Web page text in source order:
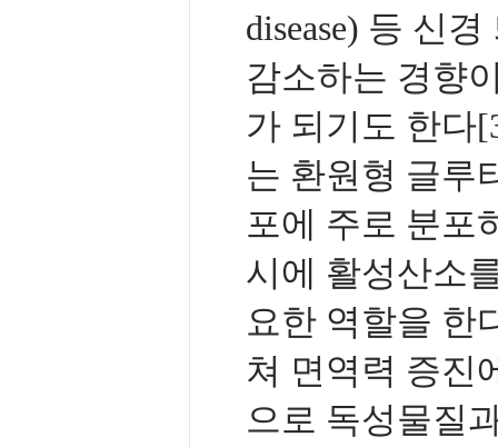
disease) 등 신
감소하는 경향
가 되기도 한다
는 환원형 글루
포에 주로 분포
시에 활성산소
요한 역할을 한
쳐 면역력 증진
으로 독성물질